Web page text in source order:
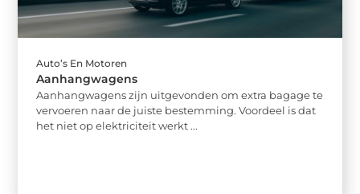
Auto’s En Motoren
Aanhangwagens
Aanhangwagens zijn uitgevonden om extra bagage te
vervoeren naar de juiste bestemming. Voordeel is dat
het niet op elektriciteit werkt ...